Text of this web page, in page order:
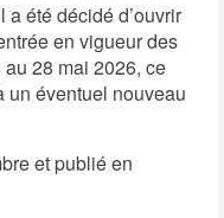
été décidé d’ouvrir
en vigueur des
28 mai 2026, ce
un éventuel nouveau
et publié en